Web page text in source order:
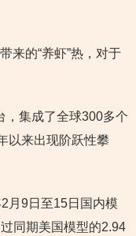
来的“养虾”热，对于
，集成了全球300多个
以来出现阶跃性攀
月9日至15日国内模
同期美国模型的2.94